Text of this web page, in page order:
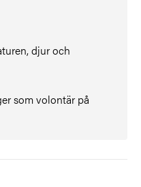
djur och
som volontär på